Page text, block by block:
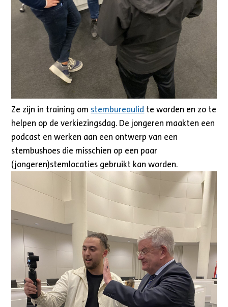
Ze zijn in training om stembureaulid te worden en zo te
helpen op de verkiezingsdag. De jongeren maakten een
podcast en werken aan een ontwerp van een
stembushoes die misschien op een paar
(jongeren)stemlocaties gebruikt kan worden.